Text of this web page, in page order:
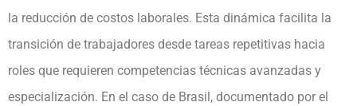
la reducción de costos laborales. Esta dinámica facilita la
transición de trabajadores desde tareas repetitivas hacia
roles que requieren competencias técnicas avanzadas y
especialización. En el caso de Brasil, documentado por el